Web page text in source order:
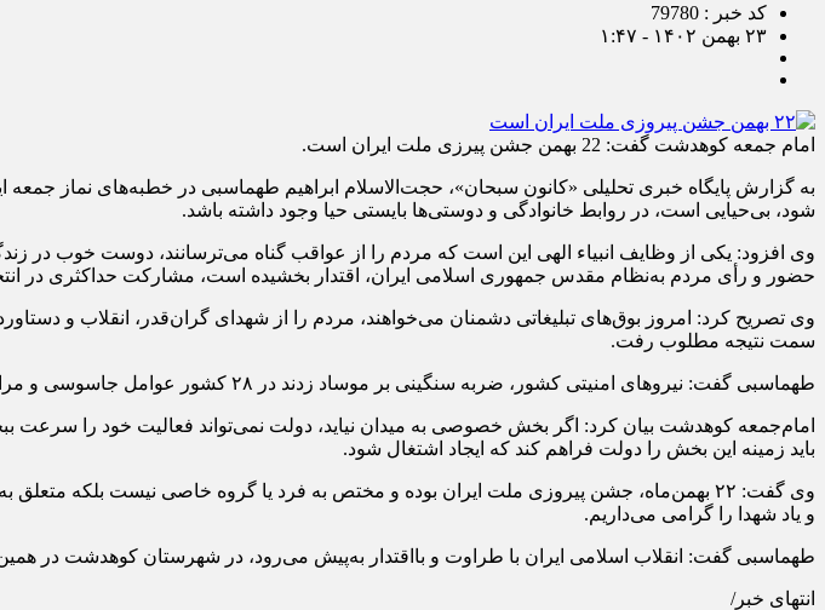
کد خبر : 79780
۲۳ بهمن ۱۴۰۲ - ۱:۴۷
امام جمعه کوهدشت گفت: 22 بهمن جشن پیرزی ملت ایران است.
به گزارش پایگاه خبری تحلیلی «کانون سبحان»، حجت‌الاسلام ابراهیم طهماسبی در خطبه‌های نماز
شود، بی‌حیایی است، در روابط خانوادگی و دوستی‌ها بایستی حیا وجود داشته باشد.
وی افزود: یکی از وظایف انبیاء الهی این است که مردم را از عواقب گناه می‌ترسانند، دوست خوب در
حضور و رأی مردم به‌نظام مقدس جمهوری اسلامی ایران، اقتدار بخشیده است، مشارکت حداکثری در انتخابات و راهپیمایی ۲۲
وی تصریح کرد: امروز بوق‌های تبلیغاتی دشمنان می‌خواهند، مردم را از شهدای گران‌قدر، انقلاب و
سمت نتیجه مطلوب رفت.
طهماسبی گفت: نیروهای امنیتی کشور، ضربه سنگینی بر موساد زدند در ۲۸ کشور عوامل جاسوسی و مراکز مخفی‌شان را شناسایی کردند و این‌یک پیروزی بزرگ به شمار می‌رود.
امام‌جمعه کوهدشت بیان کرد: اگر بخش خصوصی به میدان نیاید، دولت نمی‌تواند فعالیت خود را
باید زمینه این بخش را دولت فراهم کند که ایجاد اشتغال شود.
وی گفت: ۲۲ بهمن‌ماه، جشن پیروزی ملت ایران بوده و مختص به فرد یا گروه خاصی نیست بلکه
و یاد شهدا را گرامی می‌داریم.
طهماسبی گفت: انقلاب اسلامی ایران با طراوت و بااقتدار به‌پیش می‌رود، در شهرستان کوهدشت در همین دهه مبارک فجر، بیش از ۴۸۰ میلیارد پروژه عمرانی،
انتهای خبر/